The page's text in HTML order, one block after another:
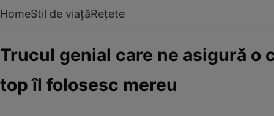
HomeStil de viațăRețete
Trucul genial care ne asigură o
top îl folosesc mereu